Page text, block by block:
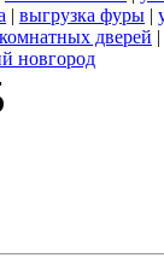
| выгрузка фуры |
дверей |
новгород